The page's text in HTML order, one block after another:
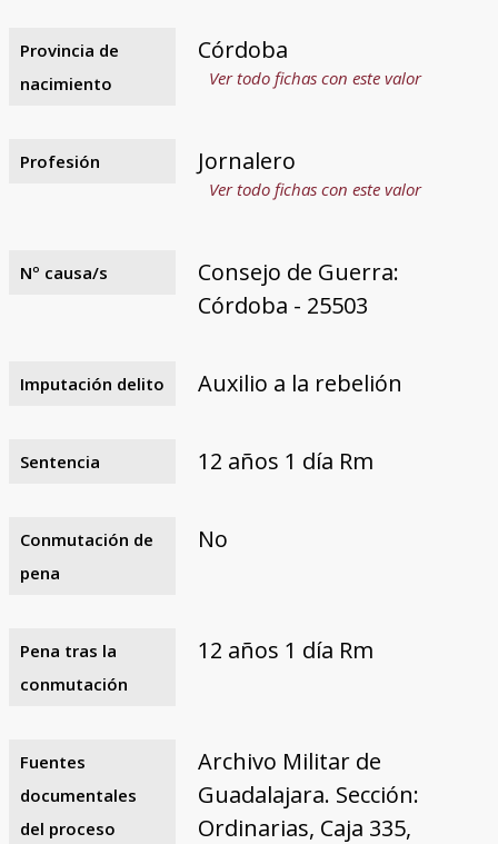
Provincia de
nacimiento
Córdoba
Ver todo fichas con este valor
Profesión Jornalero
Ver todo fichas con este valor
Nº causa/s
Consejo de Guerra:
Córdoba - 25503
Imputación delito Auxilio a la rebelión
Sentencia 12 años 1 día Rm
Conmutación de
pena
No
Pena tras la
conmutación
12 años 1 día Rm
Fuentes
documentales
del proceso
Archivo Militar de
Guadalajara. Sección:
Ordinarias, Caja 335,